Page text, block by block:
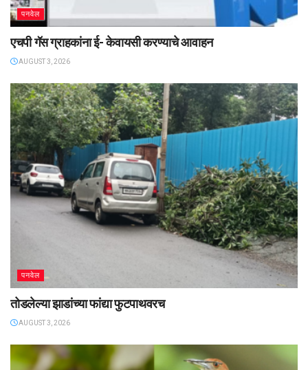
पनवेल
एचपी गॅस ग्राहकांना ई- केवायसी करण्याचे आवाहन
AUGUST 3, 2026
पनवेल
तोडलेल्या झाडांच्या फांद्या फुटपाथवरच
AUGUST 3, 2026